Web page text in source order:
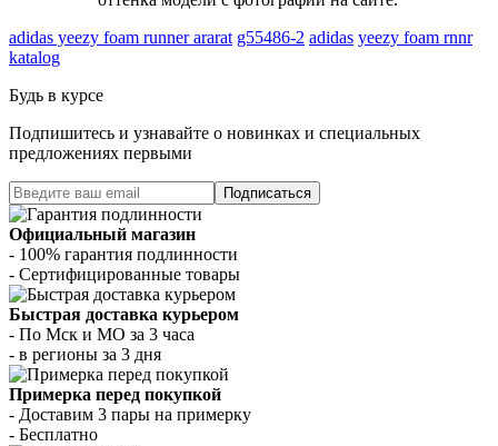
adidas yeezy foam runner ararat g55486-2 adidas yeezy foam rnnr
katalog
Будь в курсе
Подпишитесь и узнавайте о новинках и специальных
предложениях первыми
Подписаться
Официальный магазин
- 100% гарантия подлинности
- Сертифицированные товары
Быстрая доставка курьером
- По Мск и МО за 3 часа
- в регионы за 3 дня
Примерка перед покупкой
- Доставим 3 пары на примерку
- Бесплатно